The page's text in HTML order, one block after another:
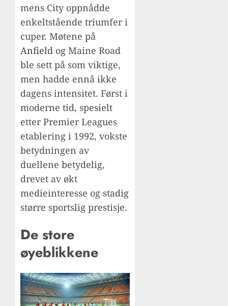
mens City oppnådde
enkeltstående triumfer i
cuper. Møtene på
Anfield og Maine Road
ble sett på som viktige,
men hadde ennå ikke
dagens intensitet. Først i
moderne tid, spesielt
etter Premier Leagues
etablering i 1992, vokste
betydningen av
duellene betydelig,
drevet av økt
medieinteresse og stadig
større sportslig prestisje.
De store
øyeblikkene